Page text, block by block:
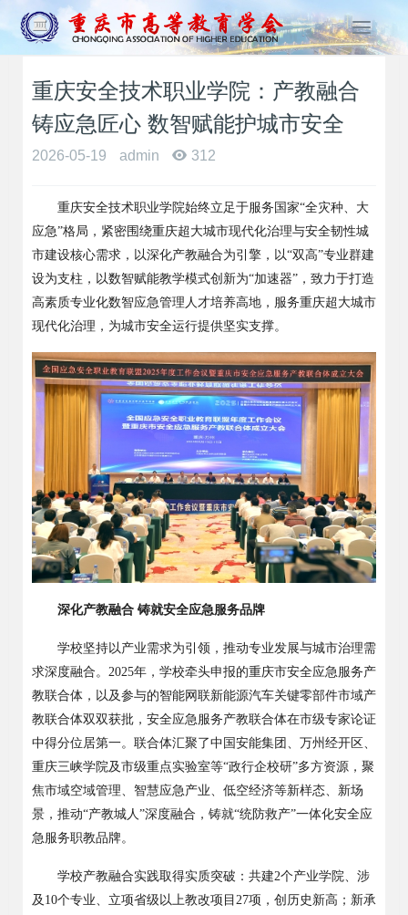
T
o
i
g
a
t
i
o
重庆安全技术职业学院：产教融合
铸应急匠心 数智赋能护城市安全
2026-05-19 admin 312
重庆安全技术职业学院始终立足于服务国家“全灾种、大
应急”格局，紧密围绕重庆超大城市现代化治理与安全韧性城
市建设核心需求，以深化产教融合为引擎，以“双高”专业群建
设为支柱，以数智赋能教学模式创新为“加速器”，致力于打造
高素质专业化数智应急管理人才培养高地，服务重庆超大城市
现代化治理，为城市安全运行提供坚实支撑。
深化产教融合 铸就安全应急服务品牌
学校坚持以产业需求为引领，推动专业发展与城市治理需
求深度融合。 2025年，学校牵头申报的重庆市安全应急服务产
教联合体，以及参与的智能网联新能源汽车关键零部件市域产
教联合体双双获批，安全应急服务产教联合体在市级专家论证
中得分位居第一。联合体汇聚了中国安能集团、万州经开区、
重庆三峡学院及市级重点实验室等“政行企校研”多方资源，聚
焦市域空域管理、智慧应急产业、低空经济等新样态、新场
景，推动“产教城人”深度融合，铸就“统防救产”一体化安全应
急服务职教品牌。
学校产教融合实践取得实质突破：共建2个产业学院、涉
及10个专业、立项省级以上教改项目27项，创历史新高；新承